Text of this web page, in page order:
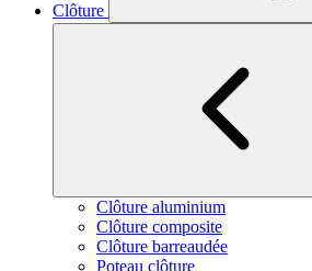
Clôture
Clôture aluminium
Clôture composite
Clôture barreaudée
Poteau clôture